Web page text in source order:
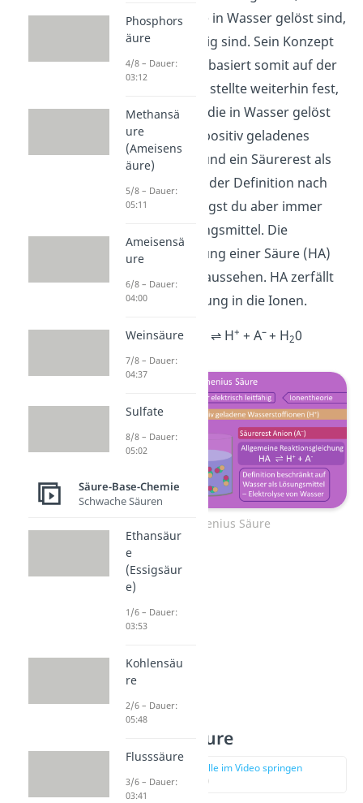
Säuren, wenn sie in Wasser gelöst sind,
elektrisch leitfähig sind. Sein Konzept
rund um Säuren basiert somit auf der
. Er stellte weiterhin fest,
dass eine Säure, die in Wasser gelöst
wird, sich in ein positiv geladenes
Wasserstoffion und ein Säurerest als
Anion aufteilt. In der Definition nach
Arrhenius benötigst du aber immer
Wasser als Lösungsmittel. Die
Reaktionsgleichung einer Säure (HA)
würde damit so aussehen. HA zerfällt
in wässriger Lösung in die Ionen.
HA + H
0 ⇌ H+ + A–+ H20
Arrhenius Säure
Brönsted Säure
zur Stelle im Video springen
(01:09)
Phosphors
äure
4/8 – Dauer:
03:12
Methansä
ure
(Ameisens
äure)
5/8 – Dauer:
05:11
Ameisensä
ure
6/8 – Dauer:
04:00
Weinsäure
7/8 – Dauer:
04:37
Sulfate
8/8 – Dauer:
05:02
Säure-Base-Chemie
Schwache Säuren
Ethansäur
e
(Essigsäur
e)
1/6 – Dauer:
03:53
Kohlensäu
re
2/6 – Dauer:
05:48
Flusssäure
3/6 – Dauer:
03:41